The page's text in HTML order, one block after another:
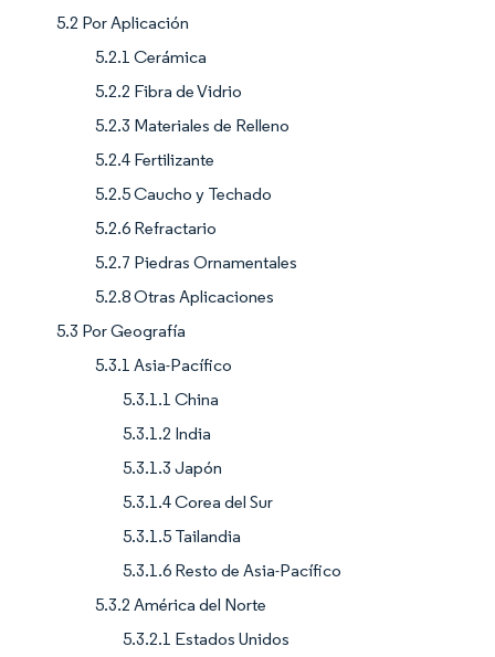
5.2 Por Aplicación
5.2.1 Cerámica
5.2.2 Fibra de Vidrio
5.2.3 Materiales de Relleno
5.2.4 Fertilizante
5.2.5 Caucho y Techado
5.2.6 Refractario
5.2.7 Piedras Ornamentales
5.2.8 Otras Aplicaciones
5.3 Por Geografía
5.3.1 Asia-Pacífico
5.3.1.1 China
5.3.1.2 India
5.3.1.3 Japón
5.3.1.4 Corea del Sur
5.3.1.5 Tailandia
5.3.1.6 Resto de Asia-Pacífico
5.3.2 América del Norte
5.3.2.1 Estados Unidos